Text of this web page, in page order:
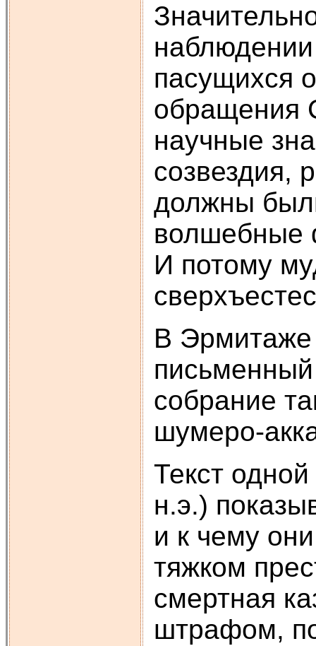
наблюдении
пасущихся
обращения
научные
созвездия,
должны
волшебные
И потому
В Эрмитаже
собрание
шумеро-
Текст
н.э.)
и к чему
тяжком
смертная
штрафом,